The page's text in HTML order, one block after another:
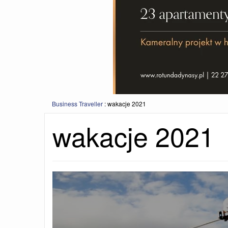
Business Traveller :wakacje 2021
wakacje 2021